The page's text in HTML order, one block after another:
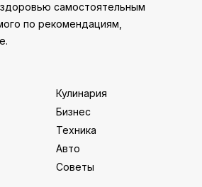
самостоятельным
по рекомендациям,
Кулинария
Бизнес
Техника
Авто
Советы